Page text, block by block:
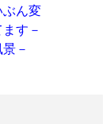
ぶん変
す－
－